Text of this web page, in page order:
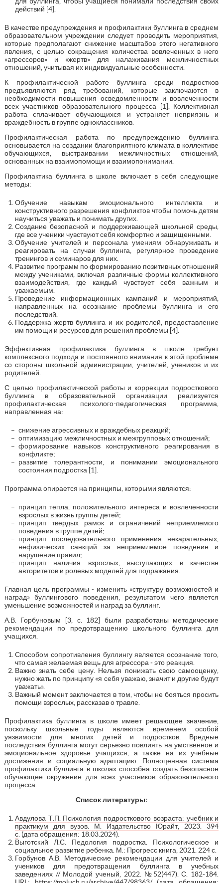
действий [4].
В качестве предупреждения и профилактики буллинга в среднем
образовательном учреждении следует проводить мероприятия,
которые предполагают снижение масштабов этого негативного
явления, с целью сокращения количества вовлеченных в него
«агрессоров» и «жертв» для налаживания межличностных
отношений, учитывая их индивидуальные особенности.
К профилактической работе буллинга среди подростков
предъявляются ряд требований, которые заключаются в
необходимости повышения осведомленности и вовлеченности
всех участников образовательного процесса [1]. Коллективная
работа сплачивает обучающихся и устраняет неприязнь и
враждебность в группе одноклассников.
Профилактическая работа по предупреждению буллинга
основывается на создании благоприятного климата в коллективе
обучающихся, выстраивании межличностных отношений,
основанных на взаимопомощи и взаимопонимании.
Профилактика буллинга в школе включает в себя следующие
методы:
Обучение навыкам эмоционального интеллекта и
конструктивного разрешения конфликтов чтобы помочь детям
научиться уважать и понимать других.
Создание безопасной и поддерживающей школьной среды,
где все ученики чувствуют себя комфортно и защищенными.
Обучение учителей и персонала умениям обнаруживать и
реагировать на случаи буллинга, регулярное проведение
тренингов и семинаров для них.
Развитие программ по формированию позитивных отношений
между учениками, включая различные формы коллективного
взаимодействия, где каждый чувствует себя важным и
уважаемым.
Проведение информационных кампаний и мероприятий,
направленных на осознание проблемы буллинга и его
последствий.
Поддержка жертв буллинга и их родителей, предоставление
им помощи и ресурсов для решения проблемы [4].
Эффективная профилактика буллинга в школе требует
комплексного подхода и постоянного внимания к этой проблеме
со стороны школьной администрации, учителей, учеников и их
родителей.
С целью профилактической работы и коррекции подросткового
буллинга в образовательной организации реализуется
профилактическая психолого-педагогическая программа,
направленная на:
снижение агрессивных и враждебных реакций;
оптимизацию межличностных и межгрупповых отношений;
формирование навыков конструктивного реагирования в
конфликте;
развитие толерантности, и понимании эмоционального
состояния подростка [1].
Программа опирается на принципы, которыми являются:
принцип тепла, положительного интереса и вовлеченности
взрослых в жизнь группы детей;
принцип твердых рамок и ограничений неприемлемого
поведения в группе детей;
принцип последовательного применения некарательных,
нефизических санкций за неприемлемое поведение и
нарушение правил;
принцип наличия взрослых, выступающих в качестве
авторитетов и ролевых моделей для подражания.
Главная цель программы ‒ изменить «структуру возможностей и
наград» буллингового поведения, результатом чего является
уменьшение возможностей и наград за буллинг.
А.В. Горбуновым [3, с. 182] были разработаны методические
рекомендации по предотвращению школьного буллинга для
учащихся.
Способом сопротивления буллингу является осознание того,
что самая желаемая вещь для агрессора ‒ это реакция.
Важно знать себе цену. Нельзя понижать свою самооценку,
нужно жать по принципу «я себя уважаю, значит и другие будут
уважать».
Важный момент заключается в том, чтобы не бояться просить
помощи взрослых, рассказав о травле.
Профилактика буллинга в школе имеет решающее значение,
поскольку школьные годы являются временем особой
уязвимости для многих детей и подростков. Вредные
последствия буллинга могут серьезно повлиять на умственное и
эмоциональное здоровье учащихся, а также на их учебные
достижения и социальную адаптацию. Полноценная система
профилактики буллинга в школах способна создать безопасное
обучающее окружение для всех участников образовательного
процесса.
Список литературы:
Авдулова Т.П. Психология подросткового возраста: учебник и
практикум для вузов. М. Издательство Юрайт, 2023. 394
с. (дата обращения: 18.03.2024).
Выготский Л.С. Педология подростка. Психологическое и
социальное развитие ребенка. М.: Прогресс книга, 2021. 224 с.
Горбунов А.В. Методические рекомендации для учителей и
учеников для предотвращения буллинга в учебных
заведениях // Молодой ученый, 2022. №52(447). С. 182-184.